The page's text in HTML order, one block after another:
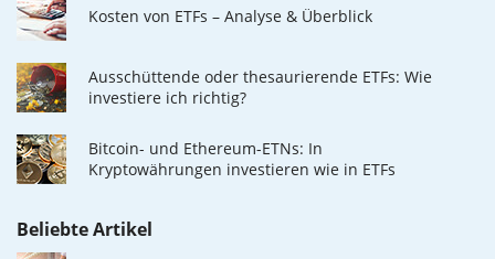
Kosten von ETFs – Analyse & Überblick
Ausschüttende oder thesaurierende ETFs: Wie
investiere ich richtig?
Bitcoin- und Ethereum-ETNs: In
Kryptowährungen investieren wie in ETFs
Beliebte Artikel